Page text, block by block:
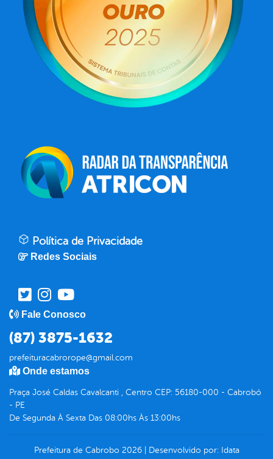
Política de Privacidade
Redes Sociais
Fale Conosco
(87) 3875-1632
prefeituracabrorope@gmail.com
Onde estamos
Praça José Caldas Cavalcanti , Centro CEP: 56180-000 - Cabrobó
- PE
De Segunda À Sexta Das 08:00hs Às 13:00hs
Prefeitura de Cabrobo 2026| Desenvolvido por: Idata